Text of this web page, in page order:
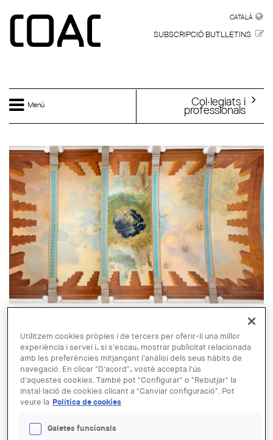
CATALÀ
SUBSCRIPCIÓ BUTLLETINS
Menú Col·legiats i
professionals
© Sense títol. Sostre de la Sala dels Escuts del Castell Gala Dalí de
Púbol, c. 1971. Salvador Dalí, Fundació Gala-Salvador Dalí, VEGAP,
Girona, 2023.
30 JUN
Jornades 'Dalí Arquitecte':
conferències de Marc Arnal i Oriol
Utilitzem cookies pròpies i de tercers per oferir-li una millor
experiència i servei i, si s'escau, mostrar publicitat relacionada
amb les preferències mitjançant l'anàlisi dels seus hàbits de
navegació. En clicar "D'acord", vostè accepta l'ús
d'aquestes cookies. També pot "Configurar" o "Rebutjar" la
instal·lació de cookies clicant a "Canviar configuració". Pot
veure la Política de cookies
Galetes funcionals